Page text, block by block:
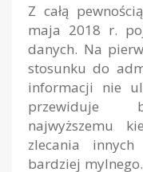
Z całą
maja 2018 r.
danych. Na
stosunku do
informacji nie
przewiduje
najwyższemu
zlecania
bardziej